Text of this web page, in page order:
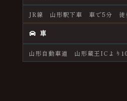
JR線 山形駅下車 車で5分 徒
車
山形自動車道 山形蔵王ICより